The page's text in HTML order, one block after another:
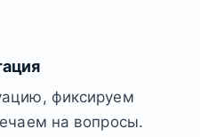
фиксируем
на вопросы.